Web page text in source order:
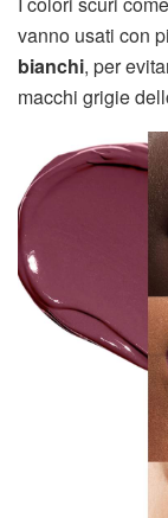
vanno usati con
bianchi, per
macchi grigie